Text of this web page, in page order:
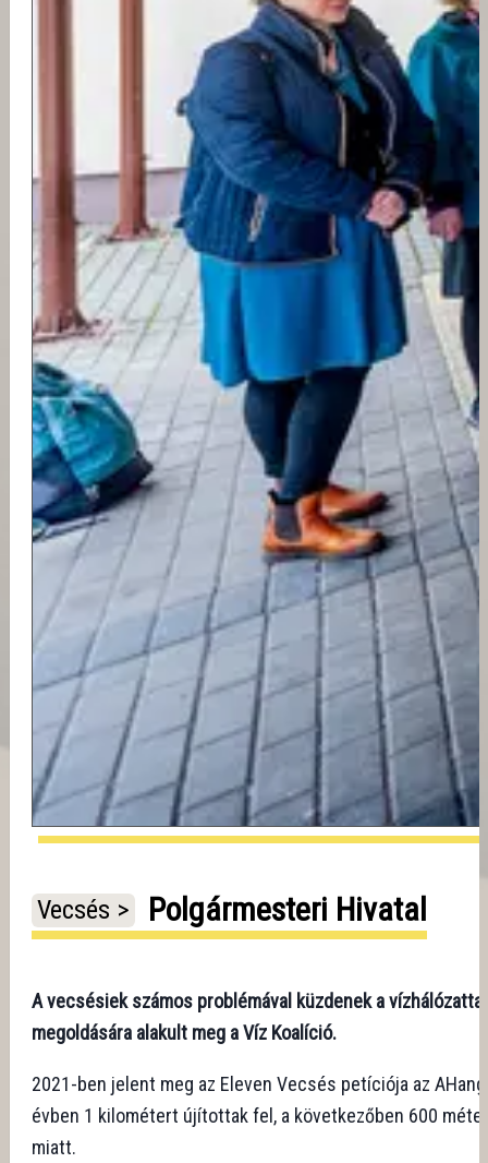
Vecsés > Polgármesteri Hivatal
A vecsésiek számos problémával küzdenek a
megoldására alakult meg a Víz Koalíció.
2021-ben jelent meg az Eleven Vecsés petíciója az
évben 1 kilométert újítottak fel, a következőben 600
miatt.